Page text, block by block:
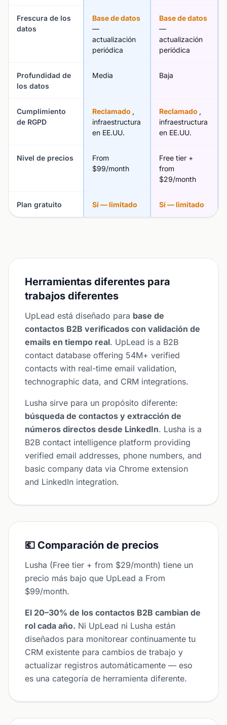
Frescura de los
datos
Base de datos
—
actualización
periódica
Base de datos
—
actualización
periódica
Profundidad de
los datos
Media Baja
Cumplimiento
de RGPD
Reclamado ,
infraestructura
en EE.UU.
Reclamado ,
infraestructura
en EE.UU.
Nivel de precios
From
$99/month
Free tier +
from
$29/month
Plan gratuito Sí — limitado Sí — limitado
Herramientas diferentes para
trabajos diferentes
UpLead está diseñado para base de
contactos B2B verificados con validación de
emails en tiempo real. UpLead is a B2B
contact database offering 54M+ verified
contacts with real-time email validation,
technographic data, and CRM integrations.
Lusha sirve para un propósito diferente:
búsqueda de contactos y extracción de
números directos desde LinkedIn. Lusha is a
B2B contact intelligence platform providing
verified email addresses, phone numbers, and
basic company data via Chrome extension
and LinkedIn integration.
💶 Comparación de precios
Lusha (Free tier + from $29/month) tiene un
precio más bajo que UpLead a From
$99/month.
El 20–30% de los contactos B2B cambian de
rol cada año. Ni UpLead ni Lusha están
diseñados para monitorear continuamente tu
CRM existente para cambios de trabajo y
actualizar registros automáticamente — eso
es una categoría de herramienta diferente.